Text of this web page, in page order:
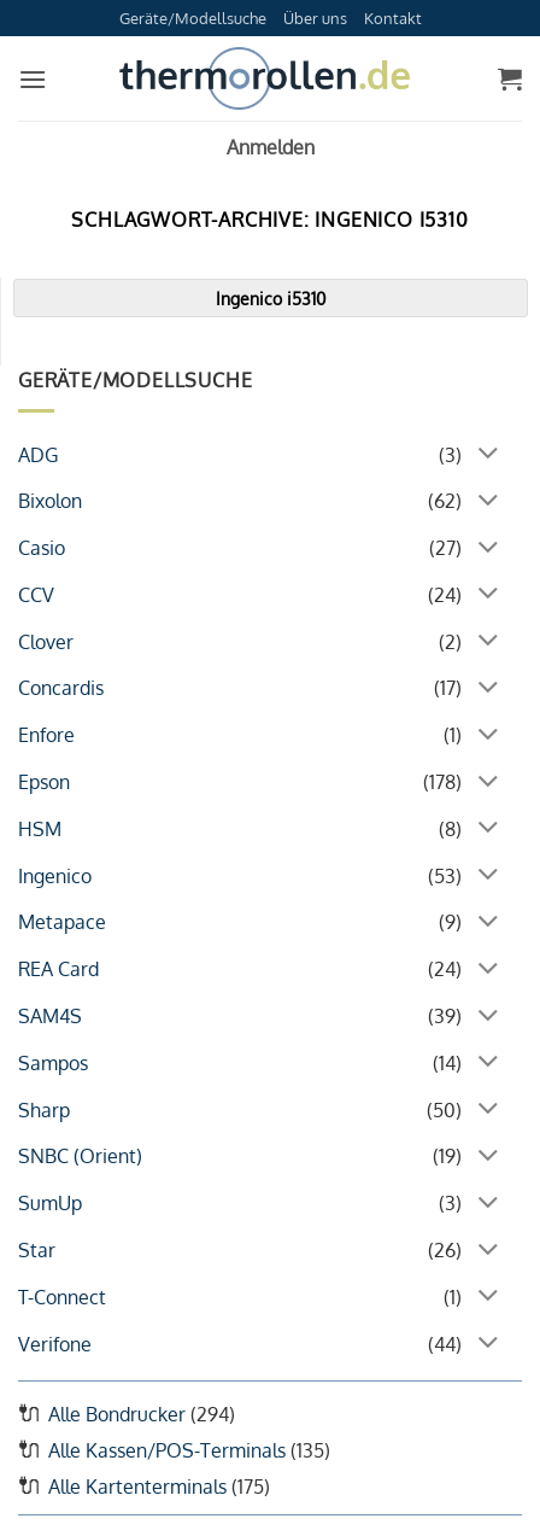
Inhalt
springen
Geräte/Modellsuche Über uns Kontakt
Anmelden
SCHLAGWORT-ARCHIVE: INGENICO I5310
GERÄTE/MODELLSUCHE
ADG
(3)
Bixolon
(62)
Casio
(27)
CCV
(24)
Clover
(2)
Concardis
(17)
Enfore
(1)
Epson
(178)
HSM
(8)
Ingenico
(53)
Metapace
(9)
REA Card
(24)
SAM4S
(39)
Sampos
(14)
Sharp
(50)
SNBC (Orient)
(19)
SumUp
(3)
Star
(26)
T-Connect
(1)
Verifone
(44)
Alle Bondrucker (294)
Alle Kassen/POS-Terminals (135)
Alle Kartenterminals (175)
Ingenico i5310